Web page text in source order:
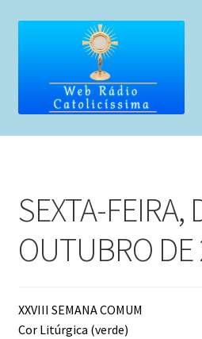
conteúdo
Home
Liturgia Diária
Horários de missas
Pedidos de oração, testemunho ou
SEXTA-FEIRA,
OUTUBRO
XXVIII SEMANA COMUM
Cor Litúrgica (verde)